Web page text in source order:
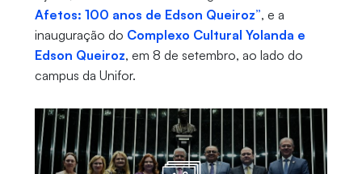
Afetos: 100 anos de Edson Queiroz”, e a
inauguração do Complexo Cultural Yolanda e
Edson Queiroz, em 8 de setembro, ao lado do
campus da Unifor.